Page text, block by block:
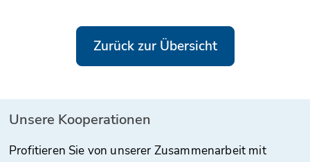
Zurück zur Übersicht
Unsere Kooperationen
Profitieren Sie von unserer Zusammenarbeit mit